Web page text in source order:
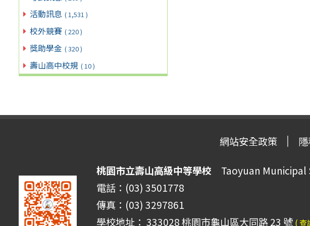
活動訊息 ( 1,531 )
校外競賽 ( 220 )
獎助學金 ( 320 )
壽山高中校規 ( 10 )
網站安全政策
桃園市立壽山高級中等學校 Taoyuan Municipal
電話：(03) 3501778
傳真：(03) 3297861
學校地址： 333028 桃園市龜山區大同路 23 號 ( 查